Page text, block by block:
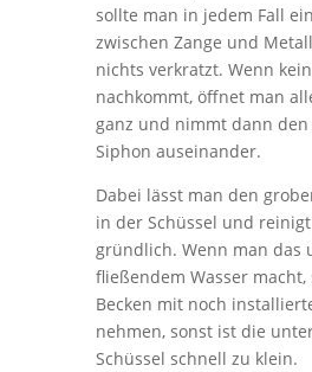
sollte man in jedem Fall
zwischen Zange und
nichts verkratzt. Wenn
nachkommt, öffnet man
ganz und nimmt dann den
Siphon auseinander.
Dabei lässt man den
in der Schüssel und
gründlich. Wenn man das
fließendem Wasser
Becken mit noch
nehmen, sonst ist die
Schüssel schnell zu klein.